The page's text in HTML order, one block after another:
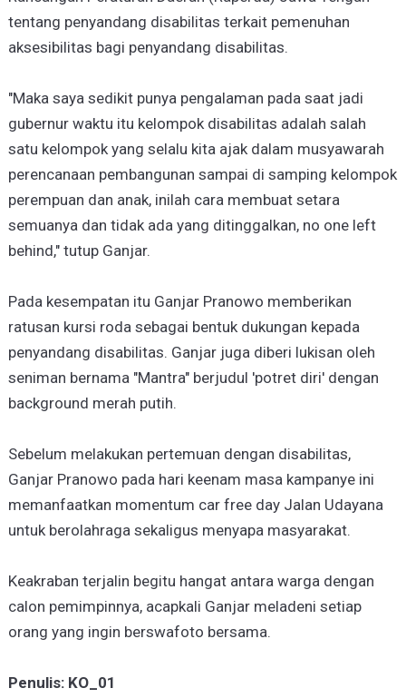
tentang penyandang disabilitas terkait pemenuhan
aksesibilitas bagi penyandang disabilitas.
"Maka saya sedikit punya pengalaman pada saat jadi
gubernur waktu itu kelompok disabilitas adalah salah
satu kelompok yang selalu kita ajak dalam musyawarah
perencanaan pembangunan sampai di samping kelompok
perempuan dan anak, inilah cara membuat setara
semuanya dan tidak ada yang ditinggalkan, no one left
behind," tutup Ganjar.
Pada kesempatan itu Ganjar Pranowo memberikan
ratusan kursi roda sebagai bentuk dukungan kepada
penyandang disabilitas. Ganjar juga diberi lukisan oleh
seniman bernama "Mantra" berjudul 'potret diri' dengan
background merah putih.
Sebelum melakukan pertemuan dengan disabilitas,
Ganjar Pranowo pada hari keenam masa kampanye ini
memanfaatkan momentum car free day Jalan Udayana
untuk berolahraga sekaligus menyapa masyarakat.
Keakraban terjalin begitu hangat antara warga dengan
calon pemimpinnya, acapkali Ganjar meladeni setiap
orang yang ingin berswafoto bersama.
Penulis: KO_01